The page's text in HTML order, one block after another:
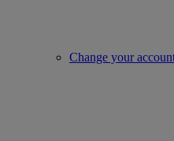
Change your